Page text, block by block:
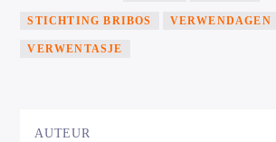
STICHTING BRIBOS VERWENDAGEN
VERWENTASJE
AUTEUR